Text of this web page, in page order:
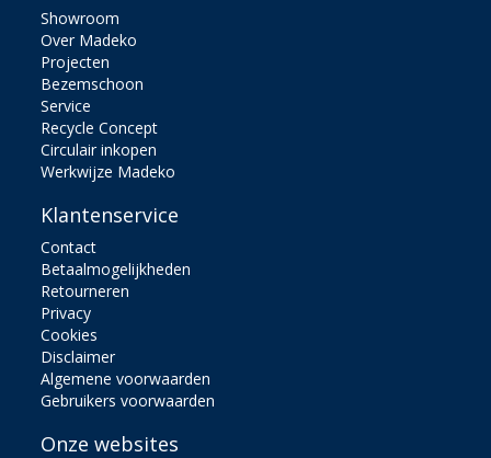
Showroom
Over Madeko
Projecten
Bezemschoon
Service
Recycle Concept
Circulair inkopen
Werkwijze Madeko
Klantenservice
Contact
Betaalmogelijkheden
Retourneren
Privacy
Cookies
Disclaimer
Algemene voorwaarden
Gebruikers voorwaarden
Onze websites